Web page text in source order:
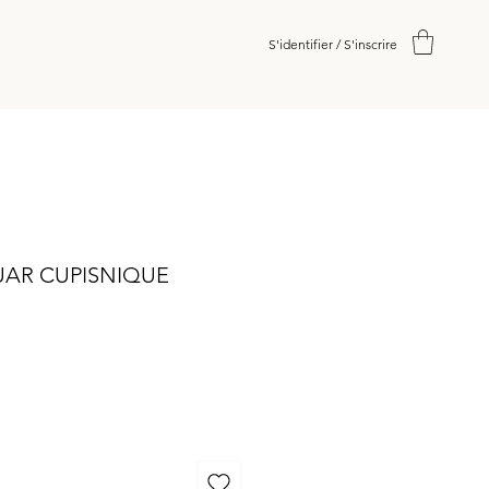
S'identifier / S'inscrire
CUPISNIQUE